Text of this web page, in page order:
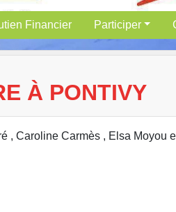
Financier Participer
À PONTIVY
, Caroline Carmès , Elsa Moyou